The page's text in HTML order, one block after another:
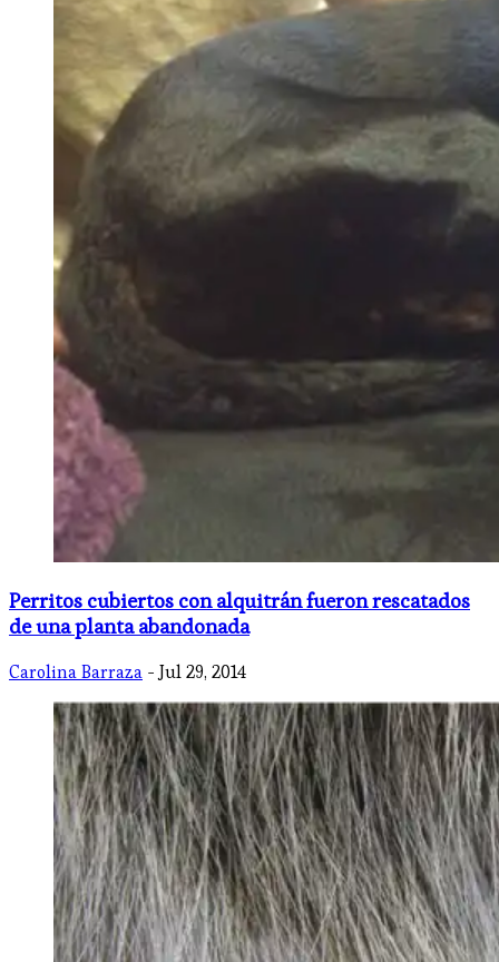
Perritos cubiertos con alquitrán fueron rescatados
de una planta abandonada
Carolina Barraza - Jul 29, 2014